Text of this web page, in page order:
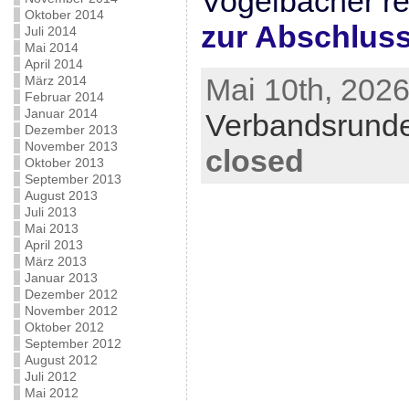
Oktober 2014
Juli 2014
Mai 2014
April 2014
März 2014
Februar 2014
Januar 2014
Dezember 2013
November 2013
Oktober 2013
September 2013
August 2013
Juli 2013
Mai 2013
April 2013
März 2013
Januar 2013
Dezember 2012
November 2012
Oktober 2012
September 2012
August 2012
Juli 2012
Mai 2012
zur
Mai 10th,
closed